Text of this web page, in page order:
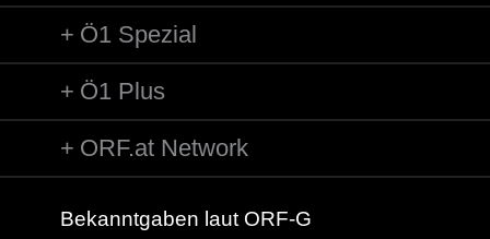
Ö1 Spezial
Ö1 Plus
ORF.at Network
Bekanntgaben laut ORF-G